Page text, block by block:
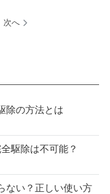
次へ
除の方法とは
駆除は不可能？
ない？正しい使い方